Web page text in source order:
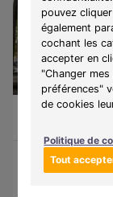
pouvez
également
cochant les
accepter en
"Changer
préférences"
de cookies
Politique de
Tout
Guilvinec (29730)